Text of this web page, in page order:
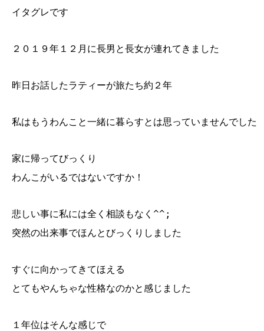
イタグレです
２０１９年１２月に長男と長女が連れてきました
昨日お話したラティーが旅たち約２年
私はもうわんこと一緒に暮らすとは思っていませんでした
家に帰ってびっくり
わんこがいるではないですか！
悲しい事に私には全く相談もなく^^;
突然の出来事でほんとびっくりしました
すぐに向かってきてほえる
とてもやんちゃな性格なのかと感じました
１年位はそんな感じで